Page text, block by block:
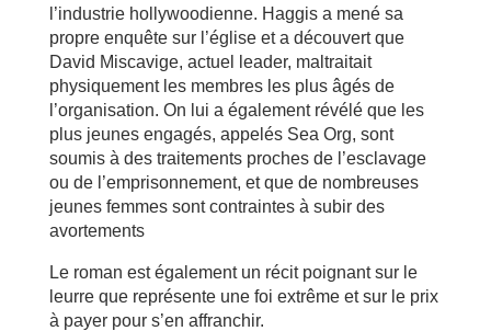
l’industrie hollywoodienne. Haggis a mené sa
propre enquête sur l’église et a découvert que
David Miscavige, actuel leader, maltraitait
physiquement les membres les plus âgés de
l’organisation. On lui a également révélé que les
plus jeunes engagés, appelés Sea Org, sont
soumis à des traitements proches de l’esclavage
ou de l’emprisonnement, et que de nombreuses
jeunes femmes sont contraintes à subir des
avortements
Le roman est également un récit poignant sur le
leurre que représente une foi extrême et sur le prix
à payer pour s’en affranchir.